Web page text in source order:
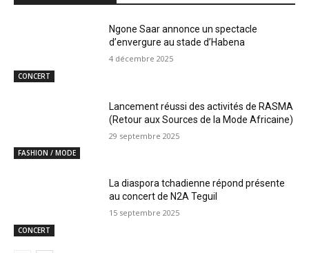
CONCERT
Ngone Saar annonce un spectacle
d’envergure au stade d’Habena
4 décembre 2025
FASHION / MODE
Lancement réussi des activités de RASMA
(Retour aux Sources de la Mode Africaine)
29 septembre 2025
CONCERT
La diaspora tchadienne répond présente
au concert de N2A Teguil
15 septembre 2025